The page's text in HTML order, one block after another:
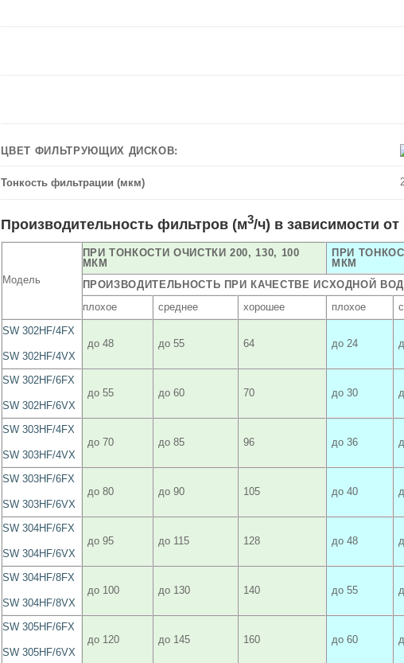
ЦВЕТ ФИЛЬТРУЮЩИХ ДИСКОВ:
Тонкость фильтрации (мкм)
Производительность фильтров (м3/ч) в зависимости
Модель
ПРИ ТОНКОСТИ ОЧИСТКИ 200, 130, 100
МКМ
ПРИ
МКМ
ПРОИЗВОДИТЕЛЬНОСТЬ ПРИ КАЧЕСТВЕ ИСХОДНОЙ
плохое
среднее хорошее плохое
SW 302HF/4FX
SW 302HF/4VX
до 48 до 55 64 до 24
SW 302HF/6FX
SW 302HF/6VX
до 55 до 60 70 до 30
SW 303HF/4FX
SW 303HF/4VX
до 70 до 85 96 до 36
SW 303HF/6FX
SW 303HF/6VX
до 80 до 90 105 до 40
SW 304HF/6FX
SW 304HF/6VX
до 95 до 115 128 до 48
SW 304HF/8FX
SW 304HF/8VX
до 100 до 130 140 до 55
SW 305HF/6FX
SW 305HF/6VX
до 120 до 145 160 до 60